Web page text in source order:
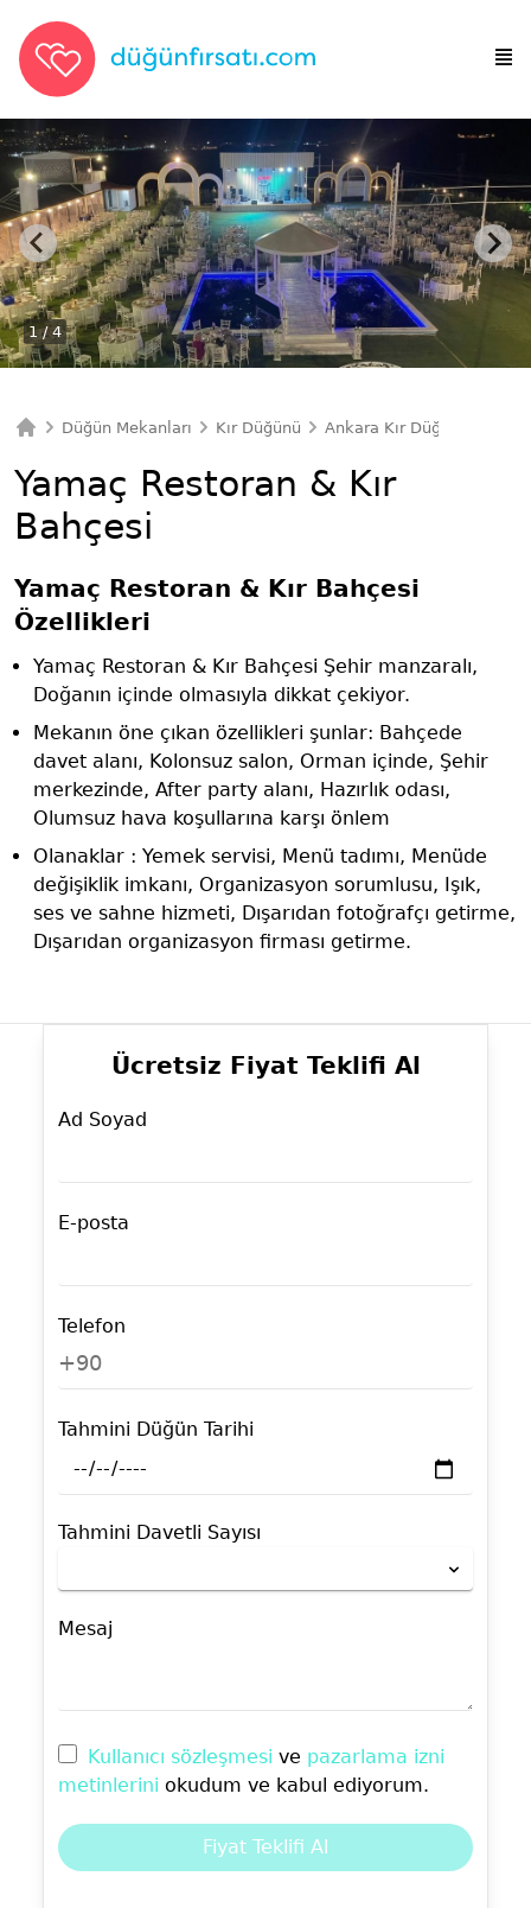
1/ 4
Düğün Mekanları Kır Düğünü Ankara Kır Düğünü
Yamaç Restoran & Kır
Bahçesi
Yamaç Restoran & Kır Bahçesi
Özellikleri
Yamaç Restoran & Kır Bahçesi Şehir manzaralı,
Doğanın içinde olmasıyla dikkat çekiyor.
Mekanın öne çıkan özellikleri şunlar: Bahçede
davet alanı, Kolonsuz salon, Orman içinde, Şehir
merkezinde, After party alanı, Hazırlık odası,
Olumsuz hava koşullarına karşı önlem
Olanaklar : Yemek servisi, Menü tadımı, Menüde
değişiklik imkanı, Organizasyon sorumlusu, Işık,
ses ve sahne hizmeti, Dışarıdan fotoğrafçı getirme,
Dışarıdan organizasyon firması getirme.
Ücretsiz Fiyat Teklifi Al
Ad Soyad
E-posta
Telefon
+90
Tahmini Düğün Tarihi
Tahmini Davetli Sayısı
Mesaj
Kullanıcı sözleşmesi ve pazarlama izni
metinlerini okudum ve kabul ediyorum.
Fiyat Teklifi Al